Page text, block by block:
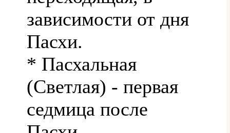
зависимости от дня
Пасхи.
* Пасхальная
(Светлая) - первая
седмица после